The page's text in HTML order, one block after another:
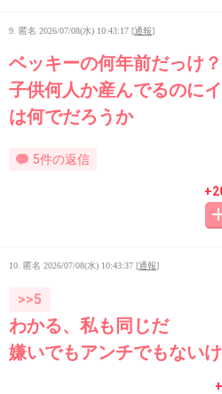
9. 匿名 2026/07/08(水) 10:43:17 [通報]
ベッキーの何年前だっけ？
子供何人か産んでるのに
は何でだろうか
5件の返信
10. 匿名 2026/07/08(水) 10:43:37 [通報]
>>5
わかる、私も同じだ
嫌いでもアンチでもない